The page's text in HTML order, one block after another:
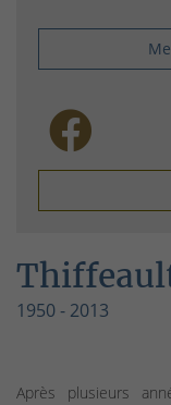
1950 - 2013
Après plusieurs